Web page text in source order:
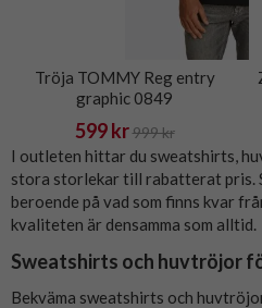
Tröja TOMMY Reg entry
graphic 0849
599 kr 999 kr
I outleten hittar du sweatshirts,
stora storlekar till rabatterat pris.
beroende på vad som finns kvar
kvaliteten är densamma som alltid.
Sweatshirts och huvtröjor
Bekväma sweatshirts och